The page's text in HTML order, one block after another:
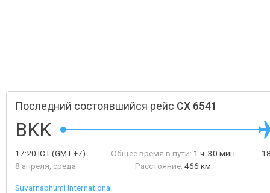
Последний состоявшийся рейс CX 6541
BKK
17:20 ICT(GMT +7)
8 апреля, среда
Общее время в пути: 1 ч. 30 мин.
Расстояние: 466 км.
Suvarnabhumi International